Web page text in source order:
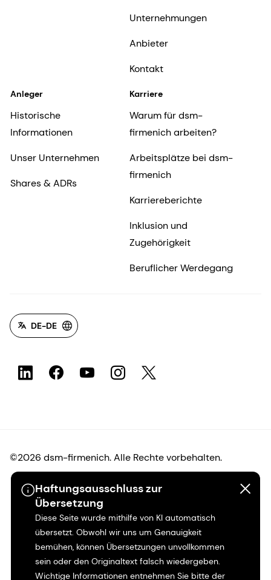
Haftungsausschluss zur
Übersetzung
Diese Seite wurde mithilfe von KI automatisch
übersetzt. Obwohl wir uns um Genauigkeit
bemühen, können Übersetzungen unvollkommen
sein oder den Originaltext falsch wiedergeben.
Wichtige Informationen entnehmen Sie bitte der
Unternehmungen
Anbieter
Kontakt
Anleger
Historische
Informationen
Unser Unternehmen
Shares & ADRs
Karriere
Warum für dsm-
firmenich arbeiten?
Arbeitsplätze bei dsm-
firmenich
Karriereberichte
Inklusion und
Zugehörigkeit
Beruflicher Werdegang
DE-DE
©2026 dsm-firmenich. Alle Rechte vorbehalten.
Hinweis zum Datenschutz
Bedingungen für die Nutzung
Bedingungen und Konditionen